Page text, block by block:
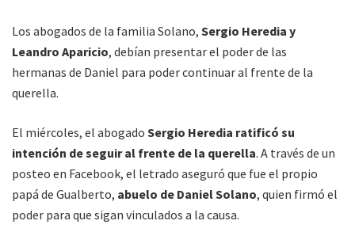
Los abogados de la familia Solano, Sergio Heredia y
Leandro Aparicio, debían presentar el poder de las
hermanas de Daniel para poder continuar al frente de la
querella.
El miércoles, el abogado Sergio Heredia ratificó su
intención de seguir al frente de la querella. A través de un
posteo en Facebook, el letrado aseguró que fue el propio
papá de Gualberto, abuelo de Daniel Solano, quien firmó el
poder para que sigan vinculados a la causa.